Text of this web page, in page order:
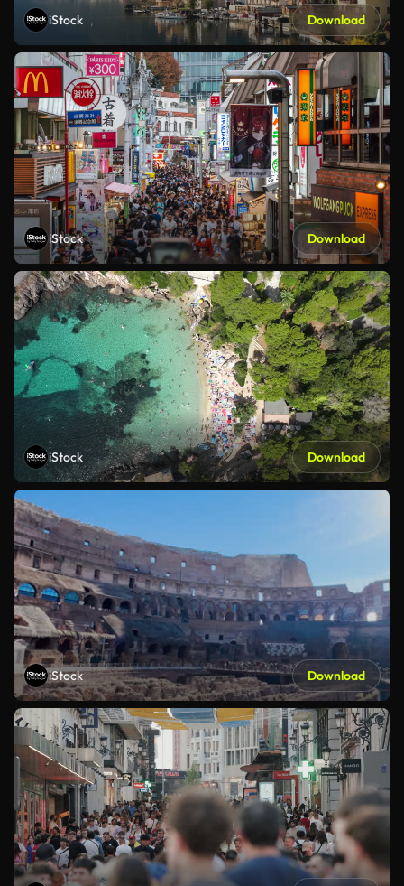
iStock Download
iStock Download
iStock Download
iStock Download